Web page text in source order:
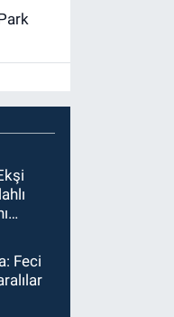
acil
Feci